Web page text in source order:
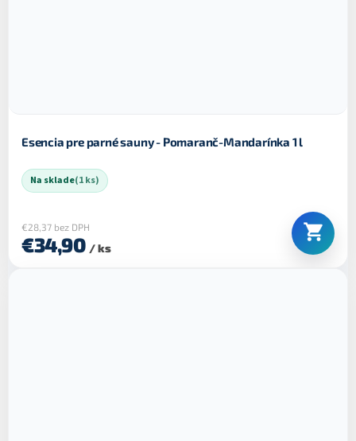
Esencia pre parné sauny - Pomaranč-Mandarínka 1 l
Na sklade(1 ks)
€28,37 bez DPH
€34,90 / ks